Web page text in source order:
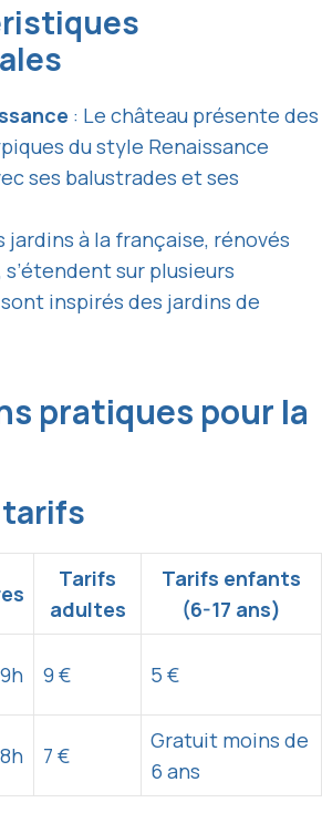
: Le château présente des
du style Renaissance
ses balustrades et ses
jardins à la française, rénovés
sur plusieurs
inspirés des jardins de
pratiques pour la
Tarifs
adultes
Tarifs enfants
(6-17 ans)
9 € 5 €
7 €
Gratuit moins de
6 ans